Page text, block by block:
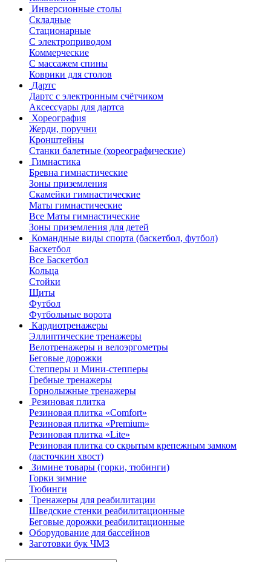
Инверсионные столы
Складные
Стационарные
С электроприводом
Коммерческие
С массажем спины
Коврики для столов
Дартс
Дартс с электронным счётчиком
Аксессуары для дартса
Хореография
Жерди, поручни
Кронштейны
Станки балетные (хореографические)
Гимнастика
Бревна гимнастические
Зоны приземления
Скамейки гимнастические
Маты гимнастические
Все Маты гимнастические
Зоны приземления для детей
Командные виды спорта (баскетбол, футбол)
Баскетбол
Все Баскетбол
Кольца
Стойки
Щиты
Футбол
Футбольные ворота
Кардиотренажеры
Эллиптические тренажеры
Велотренажеры и велоэргометры
Беговые дорожки
Степперы и Мини-степперы
Гребные тренажеры
Горнолыжные тренажеры
Резиновая плитка
Резиновая плитка «Comfort»
Резиновая плитка «Premium»
Резиновая плитка «Lite»
Резиновая плитка со скрытым крепежным замком
(ласточкин хвост)
Зимине товары (горки, тюбинги)
Горки зимние
Тюбинги
Тренажеры для реабилитации
Шведские стенки реабилитационные
Беговые дорожки реабилитационные
Оборудование для бассейнов
Заготовки бук ЧМЗ